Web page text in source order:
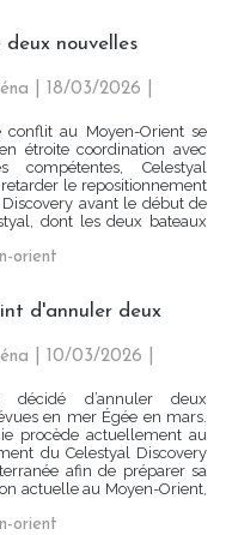
nouvelles
| 18/03/2026
au Moyen-Orient se
étroite coordination avec
compétentes, Celestyal
le repositionnement
avant le début de
dont les deux bateaux
orient
d'annuler deux
| 10/03/2026
décidé d’annuler deux
en mer Égée en mars.
procède actuellement au
du Celestyal Discovery
afin de préparer sa
actuelle au Moyen-Orient,
orient